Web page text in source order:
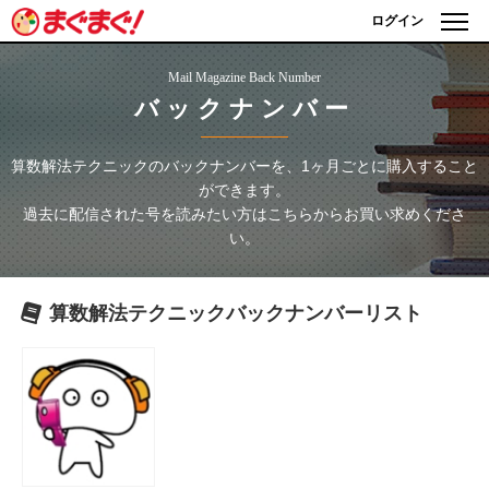
ログイン
Mail Magazine Back Number
バックナンバー
算数解法テクニックのバックナンバーを、1ヶ月ごとに購入すること
ができます。
過去に配信された号を読みたい方はこちらからお買い求めくださ
い。
算数解法テクニックバックナンバーリスト